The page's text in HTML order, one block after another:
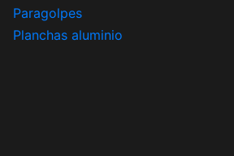
Paragolpes
Planchas aluminio